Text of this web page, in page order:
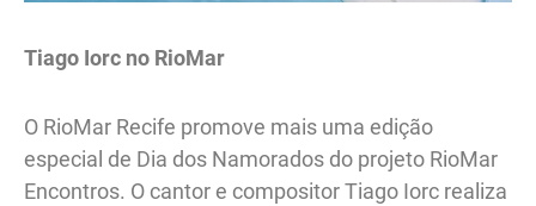
Tiago Iorc no RioMar
O RioMar Recife promove mais uma edição
especial de Dia dos Namorados do projeto RioMar
Encontros. O cantor e compositor Tiago Iorc realiza